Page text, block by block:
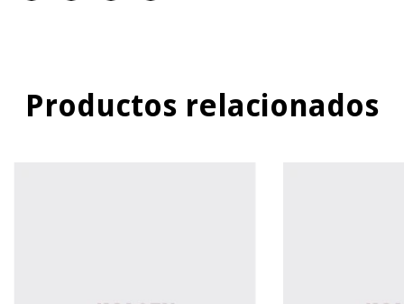
Productos relacionados